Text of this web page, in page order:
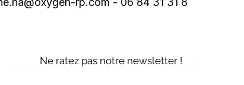
Inscrivez-vous pour être tenu au courant.
Ne ratez pas notre newsletter !